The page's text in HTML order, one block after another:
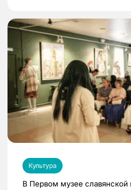
Культура
В Первом музее славянской